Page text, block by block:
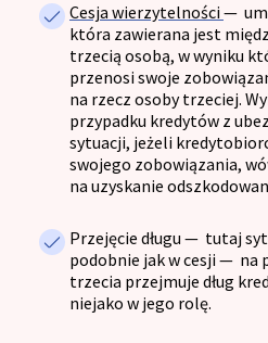
Cesja wierzytelności— u
która zawierana jest
trzecią osobą, w wyniku
przenosi swoje
na rzecz osoby trzeciej.
przypadku kredytów z
sytuacji, jeżeli
swojego zobowiązania,
na uzyskanie
Przejęcie długu — tutaj
podobnie jak w cesji— na
trzecia przejmuje dług
niejako w jego rolę.